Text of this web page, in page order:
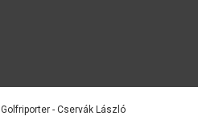
Golfriporter - Cservák László